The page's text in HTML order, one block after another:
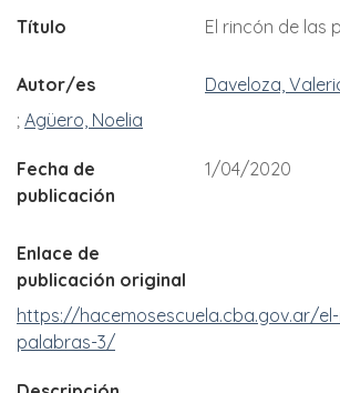
Título El rincón de las
Autor/es Daveloza,
Agüero, Noelia
Fecha de
publicación
1/04/2020
Enlace de
publicación original
https://hacemosescuela.cba.gov.ar/
palabras-3/